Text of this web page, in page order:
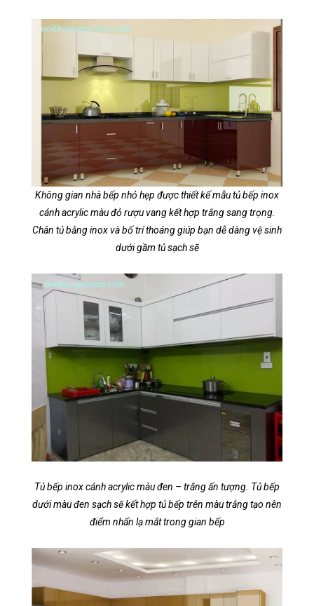
Không gian nhà bếp nhỏ hẹp được thiết kế mẫu tủ bếp inox
cánh acrylic màu đỏ rượu vang kết hợp trắng sang trọng.
Chân tủ bằng inox và bố trí thoáng giúp bạn dễ dàng vệ sinh
dưới gầm tủ sạch sẽ
Tủ bếp inox cánh acrylic màu đen – trắng ấn tượng. Tủ bếp
dưới màu đen sạch sẽ kết hợp tủ bếp trên màu trắng tạo nên
điểm nhấn lạ mắt trong gian bếp